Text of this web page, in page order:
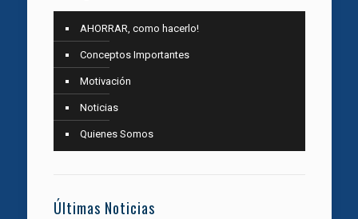
AHORRAR, como hacerlo!
Conceptos Importantes
Motivación
Noticias
Quienes Somos
Últimas Noticias